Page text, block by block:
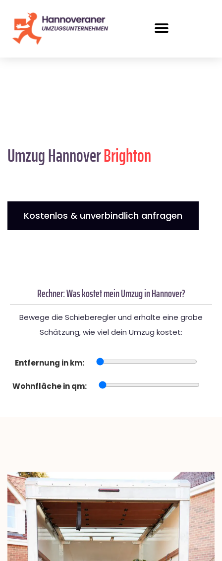
Umzug HannoverBrighton
Kostenlos & unverbindlich anfragen
Rechner: Was kostet mein Umzug in Hannover?
Bewege die Schieberegler und erhalte eine grobe
Schätzung, wie viel dein Umzug kostet:
Entfernung in km:
Wohnfläche in qm: